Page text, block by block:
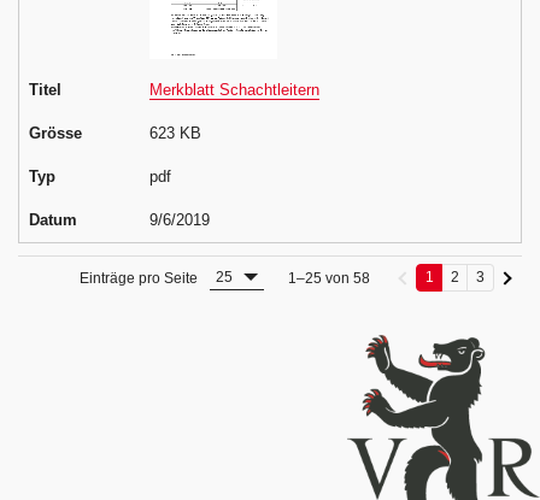
Titel Merkblatt Schachtleitern
Grösse 623 KB
Typ pdf
Datum 9/6/2019
Einträge pro Seite 25 1–25 von 58 1 2 3